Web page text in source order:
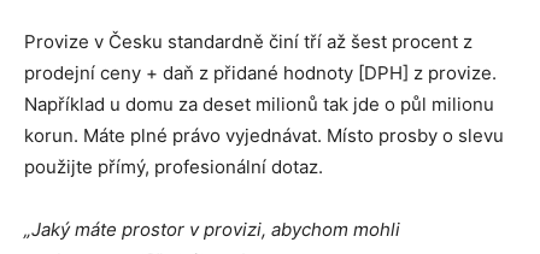
Provize v Česku standardně činí tří až šest procent z
prodejní ceny + daň z přidané hodnoty [DPH] z provize.
Například u domu za deset milionů tak jde o půl milionu
korun. Máte plné právo vyjednávat. Místo prosby o slevu
použijte přímý, profesionální dotaz.
„Jaký máte prostor v provizi, abychom mohli